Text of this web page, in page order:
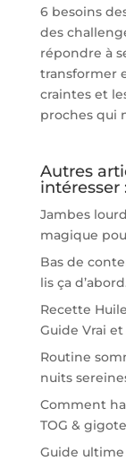
6 besoins
des
répondre à
transformer
craintes et
proches qui
Autres
intéresser
Jambes
magique
Bas de
lis ça
Recette
Guide Vrai et
Routine
nuits
Comment
TOG &
Guide